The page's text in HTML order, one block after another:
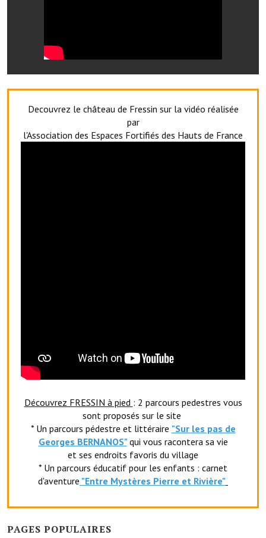
Biens à louer
Terrains et maisons à vendre
VILLE ACTIVE
Village culturel
La société musicale de l'Avenir Fressinois
La troupe théâtrale de l'Avenir Fressinois
Les Amis du Patrimoine
Decouvrez le château de Fressin sur la vidéo réalisée
par
l'Association des Espaces Fortifiés des Hauts de France
Découvrez FRESSIN à pied : 2 parcours pedestres vous
sont proposés sur le site
* Un parcours pédestre et littéraire "Sur les pas de
Georges BERNANOS" qui vous racontera sa vie
et ses endroits favoris du village
* Un parcours éducatif pour les enfants : carnet
d'aventure "Entre Mystères Pierre et Rivière"
PAGES POPULAIRES